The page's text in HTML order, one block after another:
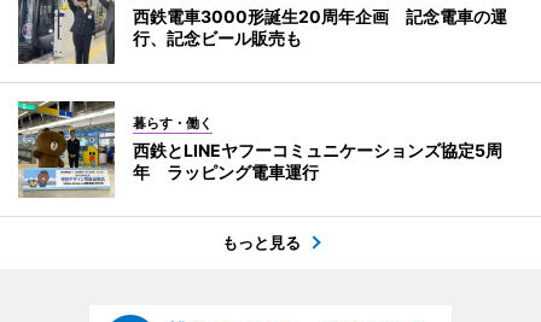
西鉄電車3000形誕生20周年企画 記念電車の運
行、記念ビール販売も
暮らす・働く
西鉄とLINEヤフーコミュニケーションズ協定5周
年 ラッピング電車運行
もっと見る